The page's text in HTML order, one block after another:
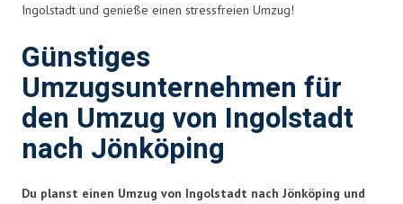
Ingolstadt und genieße einen stressfreien Umzug!
Günstiges
Umzugsunternehmen für
den Umzug von Ingolstadt
nach Jönköping
Du planst einen Umzug von Ingolstadt nach Jönköping und